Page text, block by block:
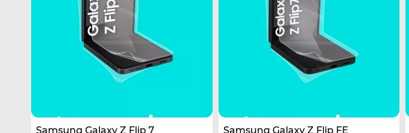
Samsung Galaxy Z Flip 7 Samsung Galaxy Z Flip FE